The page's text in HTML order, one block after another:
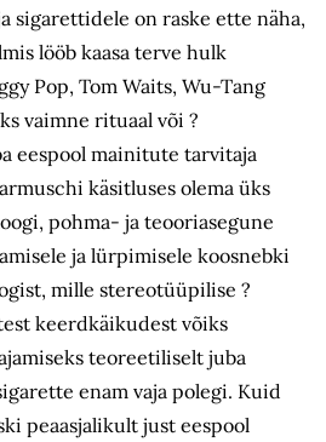
sigarettidele on raske ette näha,
lööb kaasa terve hulk
Pop, Tom Waits, Wu-Tang
vaimne rituaal või ?
eespool mainitute tarvitaja
käsitluses olema üks
pohma- ja teooriasegune
ja lürpimisele koosnebki
mille stereotüüpilise ?
keerdkäikudest võiks
teoreetiliselt juba
enam vaja polegi. Kuid
peaasjalikult just eespool